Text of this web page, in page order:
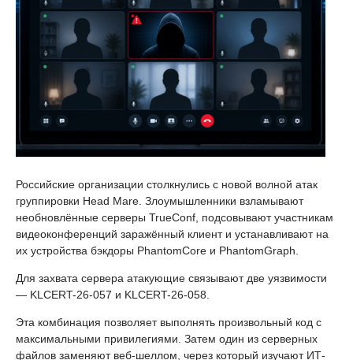
Российские организации столкнулись с новой волной атак
группировки Head Mare. Злоумышленники взламывают
необновлённые серверы TrueConf, подсовывают участникам
видеоконференций заражённый клиент и устанавливают на
их устройства бэкдоры PhantomCore и PhantomGraph.
Для захвата сервера атакующие связывают две уязвимости
— KLCERT-26-057 и KLCERT-26-058.
Эта комбинация позволяет выполнять произвольный код с
максимальными привилегиями. Затем один из серверных
файлов заменяют веб-шеллом, через который изучают ИТ-